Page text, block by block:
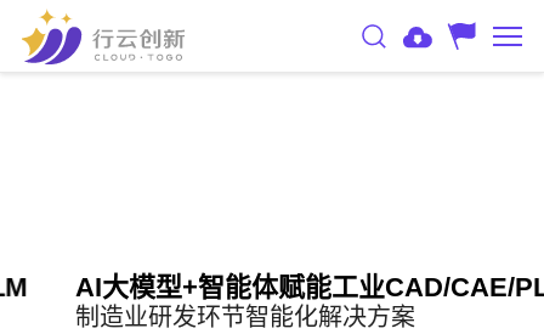
AI大模型+智能体赋能工业CAD/CAE/PLM
制造业研发环节智能化解决方案